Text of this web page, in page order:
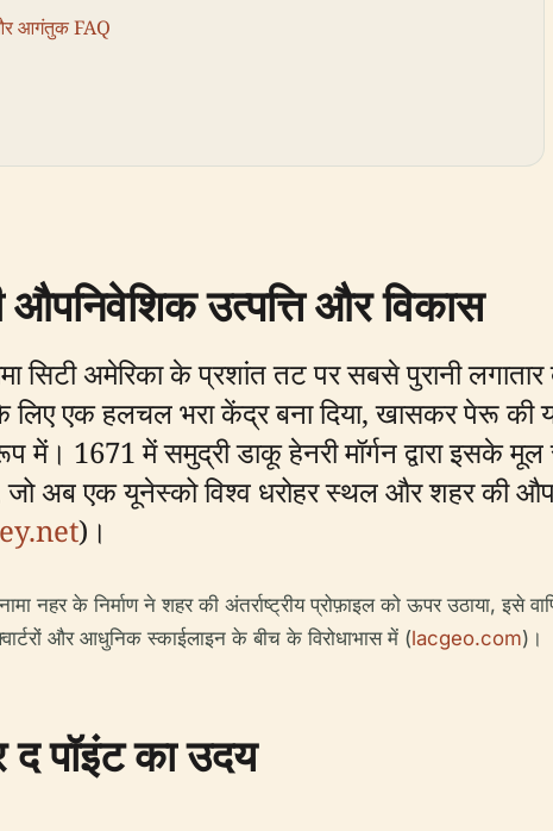
और आगंतुक FAQ
औपनिवेशिक उत्पत्ति और विकास
सिटी अमेरिका के प्रशांत तट पर सबसे पुरानी
के लिए एक हलचल भरा केंद्र बना दिया, खासकर पेरू
1671 में समुद्री डाकू हेनरी मॉर्गन द्वारा इसके
जो अब एक यूनेस्को विश्व धरोहर स्थल और शहर की
)।
नहर के निर्माण ने शहर की अंतर्राष्ट्रीय प्रोफ़ाइल को ऊपर उठाया,
और आधुनिक स्काईलाइन के बीच के विरोधाभास में (lacgeo.com)।
द पॉइंट का उदय